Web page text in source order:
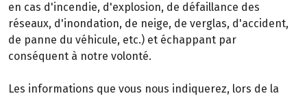
en cas d'incendie, d'explosion, de défaillance des
réseaux, d'inondation, de neige, de verglas, d'accident,
de panne du véhicule, etc.) et échappant par
conséquent à notre volonté.
Les informations que vous nous indiquerez, lors de la